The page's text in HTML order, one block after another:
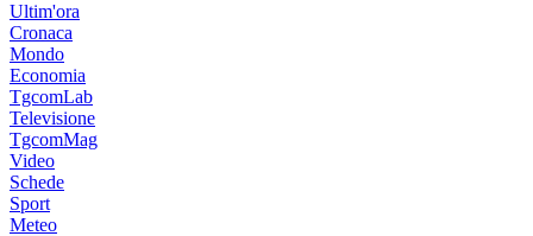
Ultim'ora
Cronaca
Mondo
Economia
TgcomLab
Televisione
TgcomMag
Video
Schede
Sport
Meteo